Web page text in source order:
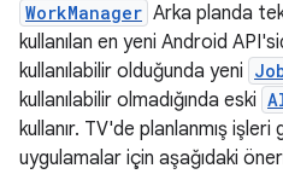
WorkManager Arka planda
kullanılan en yeni Android
kullanılabilir olduğunda yeni
kullanılabilir olmadığında eski
kullanır. TV'de planlanmış
uygulamalar için aşağıdaki